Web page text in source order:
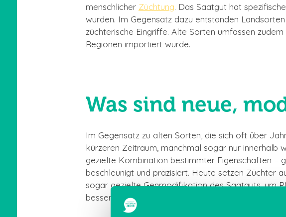
menschlicher Züchtung. Das Saatgut hat
wurden. Im Gegensatz dazu entstanden
züchterische Eingriffe. Alte Sorten umfassen
Regionen importiert wurde.
Was sind neue,
Im Gegensatz zu alten Sorten, die sich oft über
kürzeren Zeitraum, manchmal sogar nur innerhalb
gezielte Kombination bestimmter Eigenschaften –
beschleunigt und präzisiert. Heute setzen Züchter
sogar gezielte Genmodifikation des Saatguts, um
besseren Erträgen, zu entwickeln.